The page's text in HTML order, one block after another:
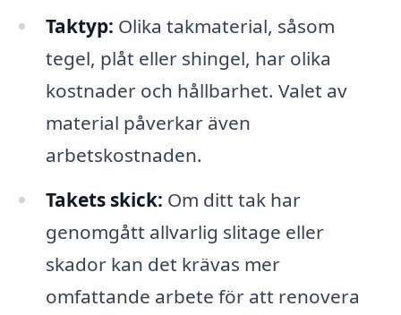
Taktyp: Olika takmaterial, såsom
tegel, plåt eller shingel, har olika
kostnader och hållbarhet. Valet av
material påverkar även
arbetskostnaden.
Takets skick: Om ditt tak har
genomgått allvarlig slitage eller
skador kan det krävas mer
omfattande arbete för att renovera